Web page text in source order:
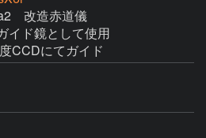
　改造赤道儀
イド鏡として使用